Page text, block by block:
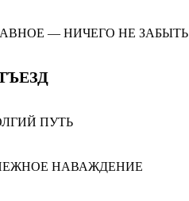
― НИЧЕГО НЕ ЗАБЫТЬ
ПУТЬ
НАВАЖДЕНИЕ